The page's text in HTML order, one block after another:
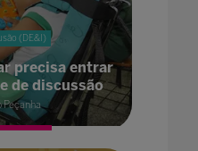
(DE&I)
precisa entrar
de discussão
Peçanha